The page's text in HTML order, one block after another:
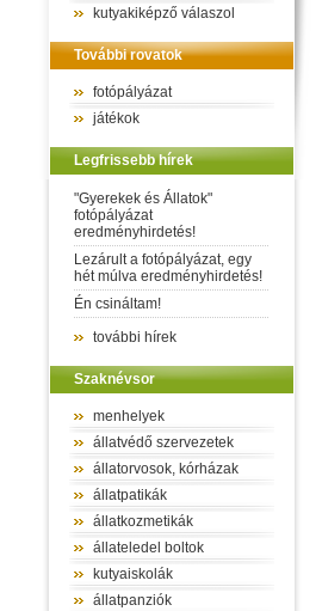
kutyakiképző válaszol
További rovatok
fotópályázat
játékok
Legfrissebb hírek
"Gyerekek és Állatok"
fotópályázat
eredményhirdetés!
Lezárult a fotópályázat, egy
hét múlva eredményhirdetés!
Én csináltam!
további hírek
Szaknévsor
menhelyek
állatvédő szervezetek
állatorvosok, kórházak
állatpatikák
állatkozmetikák
állateledel boltok
kutyaiskolák
állatpanziók